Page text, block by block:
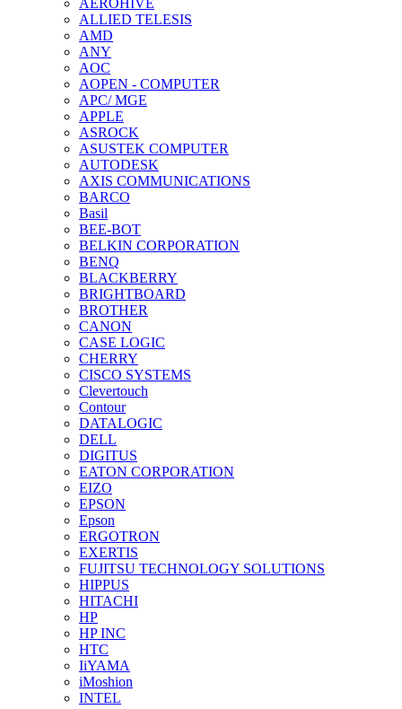
ALLIED TELESIS
AMD
ANY
AOC
AOPEN - COMPUTER
APC/ MGE
APPLE
ASROCK
ASUSTEK COMPUTER
AUTODESK
AXIS COMMUNICATIONS
BARCO
Basil
BEE-BOT
BELKIN CORPORATION
BENQ
BLACKBERRY
BRIGHTBOARD
BROTHER
CANON
CASE LOGIC
CHERRY
CISCO SYSTEMS
Clevertouch
Contour
DATALOGIC
DELL
DIGITUS
EATON CORPORATION
EIZO
EPSON
Epson
ERGOTRON
EXERTIS
FUJITSU TECHNOLOGY SOLUTIONS
HIPPUS
HITACHI
HP
HP INC
HTC
IiYAMA
iMoshion
INTEL